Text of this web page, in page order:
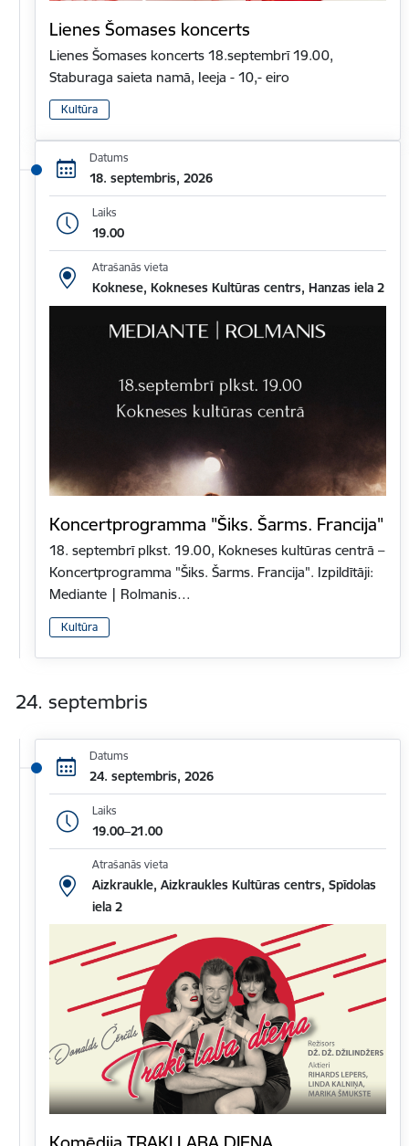
Lienes Šomases koncerts
Lienes Šomases koncerts 18.septembrī 19.00,
Staburaga saieta namā, Ieeja - 10,- eiro
Kultūra
Datums
18. septembris, 2026
Laiks
19.00
Atrašanās vieta
Koknese, Kokneses Kultūras centrs, Hanzas iela 2
Koncertprogramma "Šiks. Šarms. Francija"
18. septembrī plkst. 19.00, Kokneses kultūras centrā –
Koncertprogramma "Šiks. Šarms. Francija". Izpildītāji:
Mediante | Rolmanis…
Kultūra
24. septembris
Datums
24. septembris, 2026
Laiks
19.00–21.00
Atrašanās vieta
Aizkraukle, Aizkraukles Kultūras centrs, Spīdolas
iela 2